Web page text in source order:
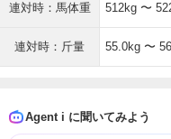
連対時：馬体重 512kg 〜
連対時：斤量 55.0kg 〜
Agent i に聞いてみよう